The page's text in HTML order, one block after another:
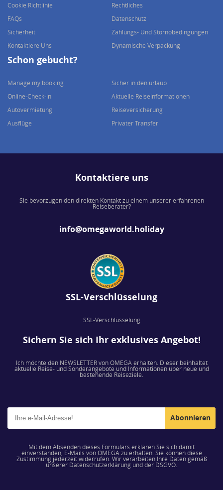
Cookie Richtlinie
Rechtliches
FAQs
Datenschutz
Sicherheit
Zahlungs- Und Stornobedingungen
Kontaktiere Uns
Dynamische Verpackung
Schon gebucht?
Manage my booking
Sicher in den urlaub
Online-Check-in
Aktuelle Reiseinformationen
Autovermietung
Reiseversicherung
Ausflüge
Privater Transfer
Kontaktiere uns
Sie bevorzugen den direkten Kontakt zu einem unserer erfahrenen
Reiseberater?
info@omegaworld.holiday
SSL-Verschlüsselung
SSL-Verschlüsselung
Sichern Sie sich Ihr exklusives Angebot!
Ich möchte den NEWSLETTER von OMEGA erhalten. Dieser beinhaltet
aktuelle Reise- und Sonderangebote und Informationen über neue und
bestehende Reiseziele.
Abonnieren
Mit dem Absenden dieses Formulars erklären Sie sich damit
einverstanden, E-Mails von OMEGA zu erhalten. Sie können diese
Zustimmung jederzeit widerrufen. Wir verarbeiten Ihre Daten gemäß
unserer Datenschutzerklärung und der DSGVO.